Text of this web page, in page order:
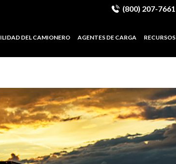
(800) 207-7661
DEL CAMIONERO AGENTES DE CARGA RECURSOS